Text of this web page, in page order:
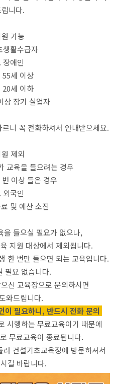
니다.
가능
생활수급자
장애인
55세 이상
20세 이하
상 장기 실업자
니 꼭 전화하셔서 안내받으세요.
제외
교육을 들으려는 경우
이상 들은 경우
외국인
및 예산 소진
을 들으실 필요가 없으나,
지원 대상에서 제외됩니다.
한 번만 들으면 되는 교육입니다.
필요 없습니다.
신 교육장으로 문의하시면
와드립니다.
필요하니, 반드시 전화 문의
시행하는 무료교육이기 때문에
무료교육이 종료됩니다.
건설기초교육장에 방문하셔서
길 바랍니다.